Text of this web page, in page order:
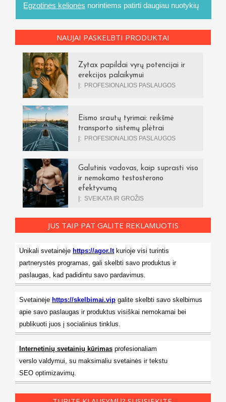
Egzotinės kelionės norintiems patirti daugiau nuotykių
NAUJAI PASKELBTI PRODUKTAI
Zytax papildai vyrų potencijai ir
erekcijos palaikymui
Į: PROFESIONALIOS PASLAUGOS
Eismo srautų tyrimai: reikšmė
transporto sistemų plėtrai
Į: PROFESIONALIOS PASLAUGOS
Galutinis vadovas, kaip suprasti viso
ir nemokamo testosterono
efektyvumą
Į: SVEIKATA IR GROŽIS
JUS TAIP PAT GALITE REKLAMUOTIS
Unikali svetainėje https://agor.ltkurioje visi turintis
partnerystės programas, gali skelbti savo produktus ir
paslaugas, kad padidintu savo pardavimus.
Svetainėje https://skelbimai.vip galite skelbti savo skelbimus
apie savo paslaugas ir produktus visiškai nemokamai bei
publikuoti juos į socialinius tinklus.
Internetinių svetainių kūrimas profesionaliam
verslo valdymui, su maksimaliu svetainės ir tekstu
SEO optimizavimų.